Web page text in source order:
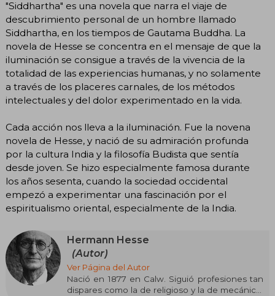
"Siddhartha" es una novela que narra el viaje de
descubrimiento personal de un hombre llamado
Siddhartha, en los tiempos de Gautama Buddha. La
novela de Hesse se concentra en el mensaje de que la
iluminación se consigue a través de la vivencia de la
totalidad de las experiencias humanas, y no solamente
a través de los placeres carnales, de los métodos
intelectuales y del dolor experimentado en la vida.
Cada acción nos lleva a la iluminación. Fue la novena
novela de Hesse, y nació de su admiración profunda
por la cultura India y la filosofía Budista que sentía
desde joven. Se hizo especialmente famosa durante
los años sesenta, cuando la sociedad occidental
empezó a experimentar una fascinación por el
espiritualismo oriental, especialmente de la India.
Hermann Hesse
(Autor)
Ver Página del Autor
Nació en 1877 en Calw. Siguió profesiones tan
dispares como la de religioso y la de mecánico,